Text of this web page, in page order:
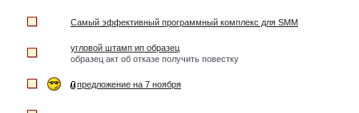
Самый эффективный программный комплекс для SMM
угловой штамп ип образец
образец акт об отказе получить повестку
предложение на 7 ноября